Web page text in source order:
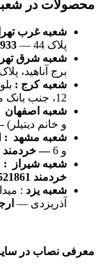
محصولات در
شعبه غرب
پلاک 44 —
شعبه شرق
برج آناهید، پلاک 390
شعبه کرج :
12، جنب بانک مسکن
شعبه اصفهان
و خانم دیتیلر)—
شعبه مشهد :
و 6
— خردمند 09153582936
شعبه شیراز :
خردمند 09388521861
شعبه یزد :
آذریزدی —
معرفی نصاب در